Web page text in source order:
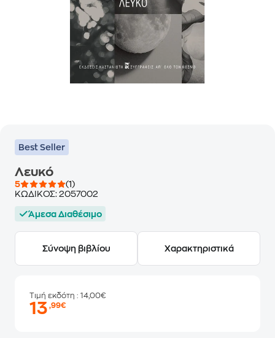
Best Seller
Λευκό
5
(1)
ΚΩΔΙΚΟΣ: 2057002
Άμεσα Διαθέσιμο
Σύνοψη βιβλίου Χαρακτηριστικά
Τιμή εκδότη : 14,00€
13,99€